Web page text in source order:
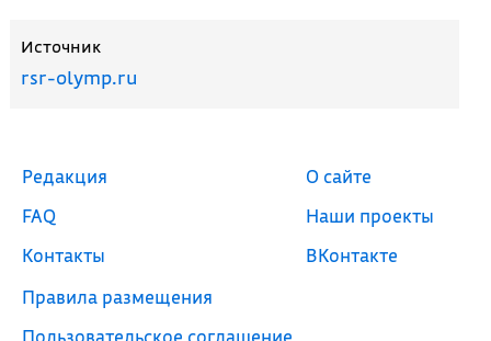
Источник
rsr-olymp.ru
Редакция
FAQ
Контакты
Правила размещения
Пользовательское соглашение
О сайте
Наши проекты
ВКонтакте